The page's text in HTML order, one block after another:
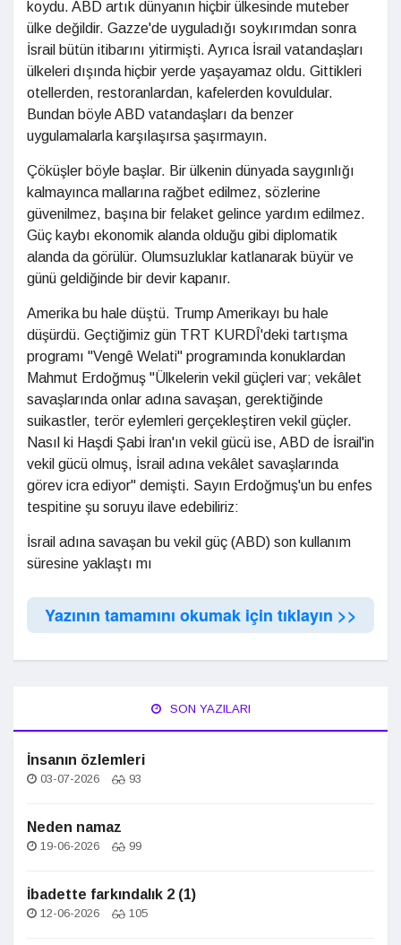
koydu. ABD artık dünyanın hiçbir ülkesinde muteber
ülke değildir. Gazze'de uyguladığı soykırımdan sonra
İsrail bütün itibarını yitirmişti. Ayrıca İsrail vatandaşları
ülkeleri dışında hiçbir yerde yaşayamaz oldu. Gittikleri
otellerden, restoranlardan, kafelerden kovuldular.
Bundan böyle ABD vatandaşları da benzer
uygulamalarla karşılaşırsa şaşırmayın.
Çöküşler böyle başlar. Bir ülkenin dünyada saygınlığı
kalmayınca mallarına rağbet edilmez, sözlerine
güvenilmez, başına bir felaket gelince yardım edilmez.
Güç kaybı ekonomik alanda olduğu gibi diplomatik
alanda da görülür. Olumsuzluklar katlanarak büyür ve
günü geldiğinde bir devir kapanır.
Amerika bu hale düştü. Trump Amerikayı bu hale
düşürdü. Geçtiğimiz gün TRT KURDÎ'deki tartışma
programı "Vengê Welati" programında konuklardan
Mahmut Erdoğmuş "Ülkelerin vekil güçleri var; vekâlet
savaşlarında onlar adına savaşan, gerektiğinde
suikastler, terör eylemleri gerçekleştiren vekil güçler.
Nasıl ki Haşdi Şabi İran'ın vekil gücü ise, ABD de İsrail'in
vekil gücü olmuş, İsrail adına vekâlet savaşlarında
görev icra ediyor" demişti. Sayın Erdoğmuş'un bu enfes
tespitine şu soruyu ilave edebiliriz:
İsrail adına savaşan bu vekil güç (ABD) son kullanım
süresine yaklaştı mı
Yazının tamamını okumak için tıklayın >>
SON YAZILARI
İnsanın özlemleri
03-07-2026 93
Neden namaz
19-06-2026 99
İbadette farkındalık 2 (1)
12-06-2026 105